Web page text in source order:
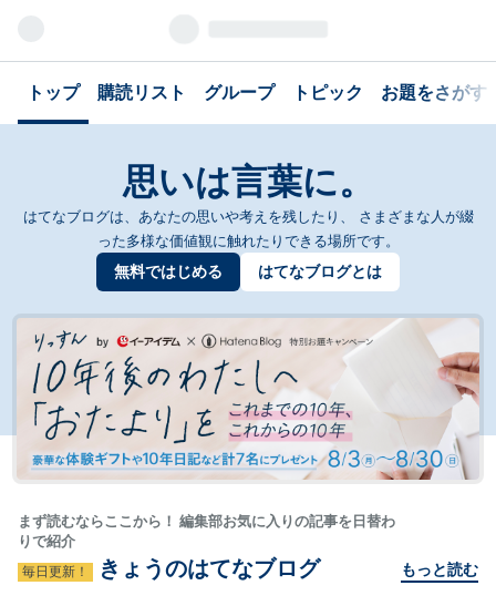
トップ 購読リスト グループ トピック お題をさがす
思いは言葉に。
はてなブログは、あなたの思いや考えを残したり、
さまざまな人が綴
った多様な価値観に触れたりできる場所です。
無料ではじめる はてなブログとは
まず読むならここから！ 編集部お気に入りの記事を日替わ
りで紹介
毎日更新！ きょうのはてなブログ もっと読む